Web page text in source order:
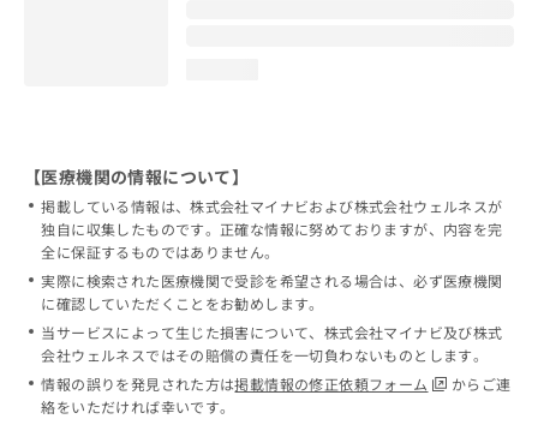
【医療機関の情報について】
掲載している情報は、株式会社マイナビおよび株式会社ウェルネスが
独自に収集したものです。正確な情報に努めておりますが、内容を完
全に保証するものではありません。
実際に検索された医療機関で受診を希望される場合は、必ず医療機関
に確認していただくことをお勧めします。
当サービスによって生じた損害について、株式会社マイナビ及び株式
会社ウェルネスではその賠償の責任を一切負わないものとします。
情報の誤りを発見された方は掲載情報の修正依頼フォーム
からご連
絡をいただければ幸いです。